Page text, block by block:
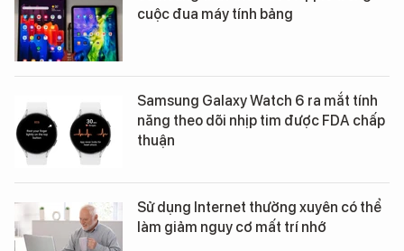
cuộc đua máy tính bảng
Samsung Galaxy Watch 6 ra mắt tính
năng theo dõi nhịp tim được FDA chấp
thuận
Sử dụng Internet thường xuyên có thể
làm giảm nguy cơ mất trí nhớ